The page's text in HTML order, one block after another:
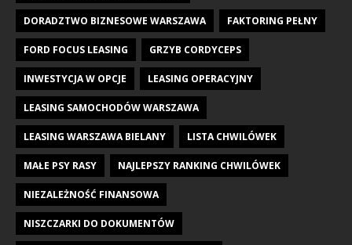
DORADZTWO BIZNESOWE WARSZAWA FAKTORING PEŁNY
FORD FOCUS LEASING GRZYB CORDYCEPS
INWESTYCJA W OPCJE LEASING OPERACYJNY
LEASING SAMOCHODÓW WARSZAWA
LEASING WARSZAWA BIELANY LISTA CHWILÓWEK
MAŁE PSY RASY NAJLEPSZY RANKING CHWILÓWEK
NIEZALEŻNOŚĆ FINANSOWA
NISZCZARKI DO DOKUMENTÓW